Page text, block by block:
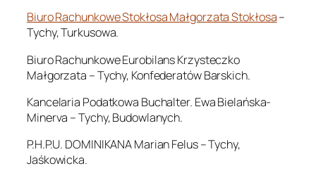
Biuro Rachunkowe Stokłosa Małgorzata Stokłosa–
Tychy, Turkusowa.
Biuro Rachunkowe Eurobilans Krzysteczko
Małgorzata – Tychy, Konfederatów Barskich.
Kancelaria Podatkowa Buchalter. Ewa Bielańska-
Minerva – Tychy, Budowlanych.
P.H.P.U. DOMINIKANA Marian Felus – Tychy,
Jaśkowicka.